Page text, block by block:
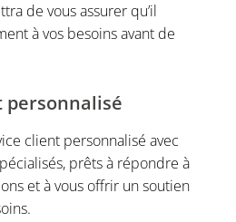
de vous assurer qu’il
à vos besoins avant de
personnalisé
client personnalisé avec
prêts à répondre à
et à vous offrir un soutien